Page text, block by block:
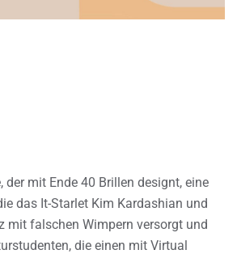
der mit Ende 40 Brillen designt, eine
das It-Starlet Kim Kardashian und
mit falschen Wimpern versorgt und
die einen mit Virtual